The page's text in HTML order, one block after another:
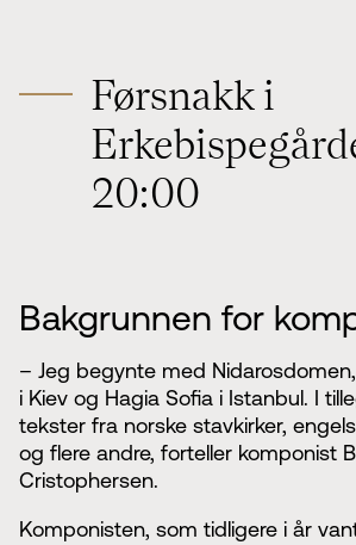
Førsnakk i
20:00
Bakgrunnen for
– Jeg begynte med
i Kiev og Hagia Sofia i Istanbul. I
tekster fra norske stavkirker,
og flere andre, forteller komponist
Cristophersen.
Komponisten, som tidligere i år